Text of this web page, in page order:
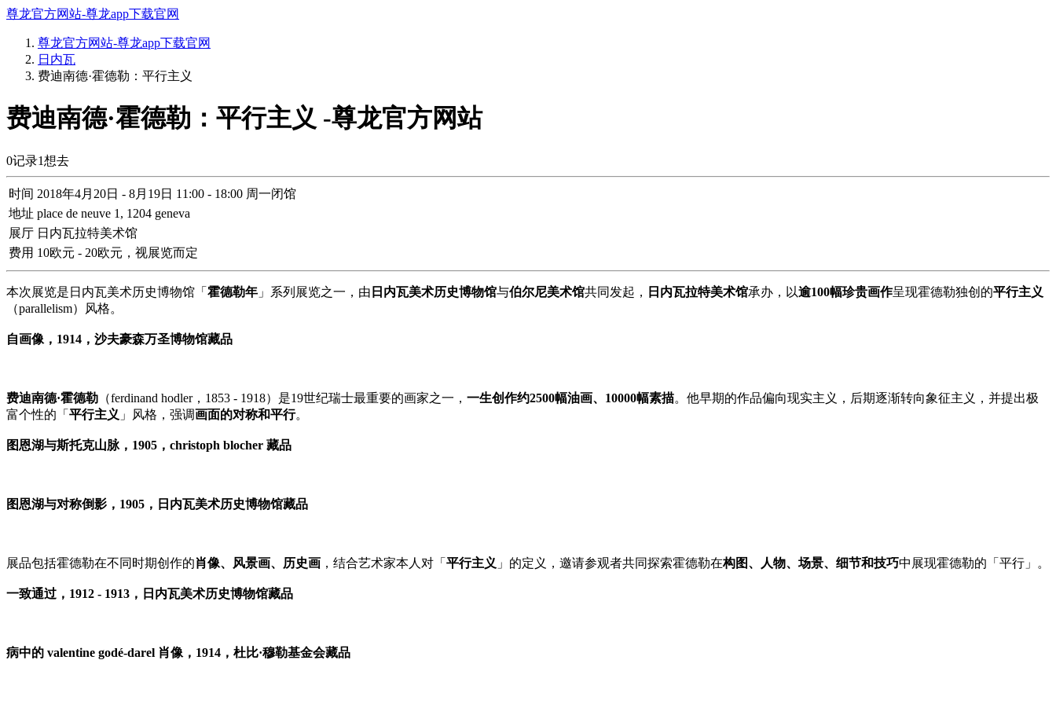
尊龙官方网站-尊龙app下载官网
尊龙官方网站-尊龙app下载官网
日内瓦
费迪南德·霍德勒：平行主义
费迪南德·霍德勒：平行主义 -尊龙官方网站
0记录1想去
时间 2018年4月20日 - 8月19日 11:00 - 18:00 周一闭馆
地址 place de neuve 1, 1204 geneva
展厅 日内瓦拉特美术馆
费用 10欧元 - 20欧元，视展览而定
本次展览是日内瓦美术历史博物馆「 霍德勒年 」系列展览之一，由 日内瓦美术历史博物馆与伯尔尼美术馆共同发起， 日内瓦拉特美术馆承办，以逾100幅珍贵画作呈现霍德勒独创的平行主义
（parallelism）风格。
自画像，1914，沙夫豪森万圣博物馆藏品
费迪南德·霍德勒 （ferdinand hodler，1853 - 1918）是19世纪瑞士最重要的画家之一， 一生创作约2500幅油画、10000幅素描。他早期的作品偏向现实主义，后期逐渐转向象征主义，并提出极
富个性的「 平行主义 」风格，强调画面的对称和平行。
图恩湖与斯托克山脉，1905，christoph blocher 藏品
图恩湖与对称倒影，1905，日内瓦美术历史博物馆藏品
展品包括霍德勒在不同时期创作的肖像、风景画、历史画 ，结合艺术家本人对「 平行主义 」的定义，邀请参观者共同探索霍德勒在构图、人物、场景、细节和技巧中展现霍德勒的「平行」。
一致通过，1912 - 1913，日内瓦美术历史博物馆藏品
病中的 valentine godé-darel 肖像，1914，杜比·穆勒基金会藏品